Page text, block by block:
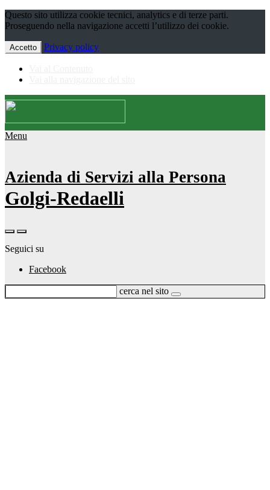
Questo sito utilizza cookie tecnici, analytics e di terze parti.
Proseguendo nella navigazione accetti l’utilizzo dei cookie.
Accetto Privacy policy
Menu
Azienda di Servizi alla Persona
Golgi-Redaelli
Seguici su
Facebook
cerca nel sito